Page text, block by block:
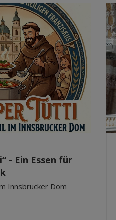
- Ein Essen für
Innsbrucker Dom